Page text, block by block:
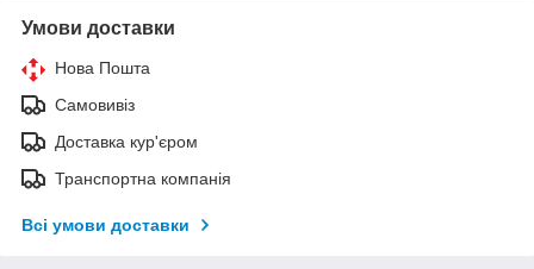
Умови доставки
Нова Пошта
Самовивіз
Доставка кур'єром
Транспортна компанія
Всі умови доставки